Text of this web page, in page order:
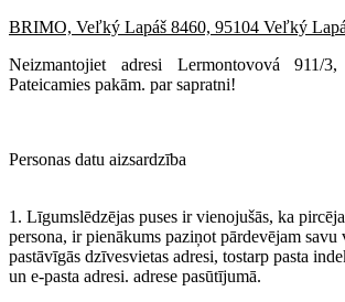
BRIMO, Veľký Lapáš 8460, 95104 Veľký
Neizmantojiet adresi Lermontovová 911/
Pateicamies pakām. par sapratni!
Personas datu aizsardzība
1. Līgumslēdzējas puses ir vienojušās, ka
persona, ir pienākums paziņot pārdevējam savu
pastāvīgās dzīvesvietas adresi, tostarp pasta
un e-pasta adresi. adrese pasūtījumā.